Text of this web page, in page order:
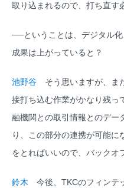
取り込まれるので、打ち直す
──ということは、デジタル
成果は上がっていると？
池野谷 そう思いますが、ま
接打ち込む作業がかなり残っ
融機関との取引情報とのデー
り、この部分の連携が可能に
をとればいいので、バックオ
鈴木 今後、TKCのフィンテ